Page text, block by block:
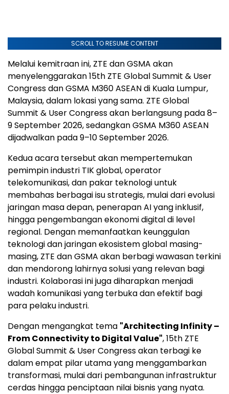
SCROLL TO RESUME CONTENT
Melalui kemitraan ini, ZTE dan GSMA akan
menyelenggarakan 15th ZTE Global Summit & User
Congress dan GSMA M360 ASEAN di Kuala Lumpur,
Malaysia, dalam lokasi yang sama. ZTE Global
Summit & User Congress akan berlangsung pada 8–
9 September 2026, sedangkan GSMA M360 ASEAN
dijadwalkan pada 9–10 September 2026.
Kedua acara tersebut akan mempertemukan
pemimpin industri TIK global, operator
telekomunikasi, dan pakar teknologi untuk
membahas berbagai isu strategis, mulai dari evolusi
jaringan masa depan, penerapan AI yang inklusif,
hingga pengembangan ekonomi digital di level
regional. Dengan memanfaatkan keunggulan
teknologi dan jaringan ekosistem global masing-
masing, ZTE dan GSMA akan berbagi wawasan terkini
dan mendorong lahirnya solusi yang relevan bagi
industri. Kolaborasi ini juga diharapkan menjadi
wadah komunikasi yang terbuka dan efektif bagi
para pelaku industri.
Dengan mengangkat tema "Architecting Infinity –
From Connectivity to Digital Value", 15th ZTE
Global Summit & User Congress akan terbagi ke
dalam empat pilar utama yang menggambarkan
transformasi, mulai dari pembangunan infrastruktur
cerdas hingga penciptaan nilai bisnis yang nyata.